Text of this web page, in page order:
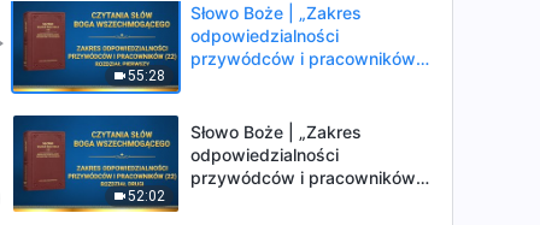
55:28
Słowo Boże | „Zakres
odpowiedzialności
przywódców i pracowników
52:02
Słowo Boże | „Zakres
odpowiedzialności
przywódców i pracowników